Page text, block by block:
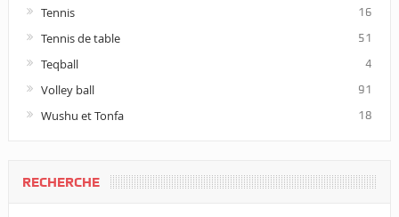
Tennis 16
Tennis de table 51
Teqball 4
Volley ball 91
Wushu et Tonfa 18
RECHERCHE